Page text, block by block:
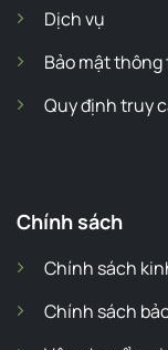
Dịch vụ
Bảo mật thông
Quy định truy
Chính sách
Chính sách
Chính sách